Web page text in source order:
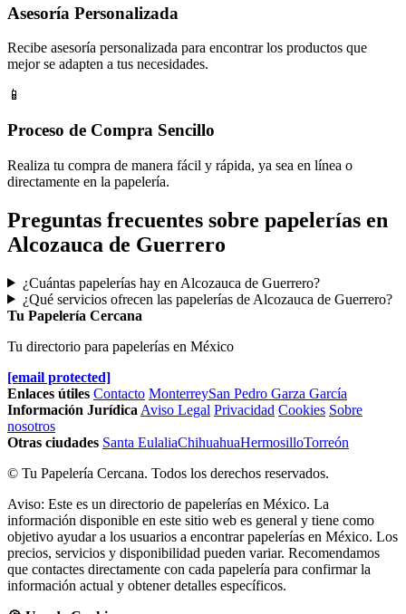
Asesoría Personalizada
Recibe asesoría personalizada para encontrar los productos que
mejor se adapten a tus necesidades.
📱
Proceso de Compra Sencillo
Realiza tu compra de manera fácil y rápida, ya sea en línea o
directamente en la papelería.
Preguntas frecuentes sobre papelerías en
Alcozauca de Guerrero
¿Cuántas papelerías hay en Alcozauca de Guerrero?
¿Qué servicios ofrecen las papelerías de Alcozauca de Guerrero?
Tu Papelería Cercana
Tu directorio para papelerías en México
[email protected]
Enlaces útiles Contacto MonterreySan Pedro Garza García
Información Jurídica Aviso Legal Privacidad Cookies Sobre
nosotros
Otras ciudades Santa EulaliaChihuahuaHermosilloTorreón
© Tu Papelería Cercana. Todos los derechos reservados.
Aviso: Este es un directorio de papelerías en México. La
información disponible en este sitio web es general y tiene como
objetivo ayudar a los usuarios a encontrar papelerías en México. Los
precios, servicios y disponibilidad pueden variar. Recomendamos
que contactes directamente con cada papelería para confirmar la
información actual y obtener detalles específicos.